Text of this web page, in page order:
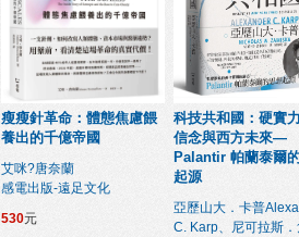
瘦瘦針革命：體態焦慮餵
養出的千億帝國
艾咪?唐奈蘭
感電出版-遠足文化
530元
科技共和國：硬實
信念與西方未來—
Palantir 帕蘭泰爾
起源
亞歷山大．卡普
C. Karp、尼可拉斯